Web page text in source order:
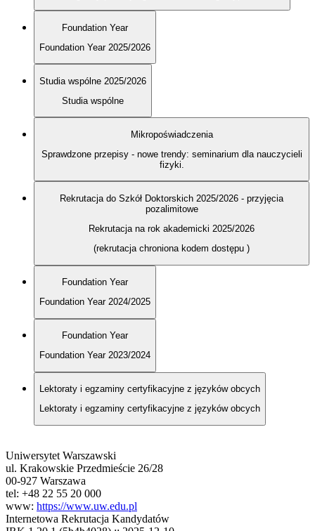
Foundation Year
Foundation Year 2025/2026
Studia wspólne 2025/2026
Studia wspólne
Mikropoświadczenia
Sprawdzone przepisy - nowe trendy: seminarium dla nauczycieli
fizyki.
Rekrutacja do Szkół Doktorskich 2025/2026 - przyjęcia
pozalimitowe
Rekrutacja na rok akademicki 2025/2026
(rekrutacja chroniona kodem dostępu )
Foundation Year
Foundation Year 2024/2025
Foundation Year
Foundation Year 2023/2024
Lektoraty i egzaminy certyfikacyjne z języków obcych
Lektoraty i egzaminy certyfikacyjne z języków obcych
Uniwersytet Warszawski
ul. Krakowskie Przedmieście 26/28
00-927 Warszawa
tel: +48 22 55 20 000
www: https://www.uw.edu.pl
Internetowa Rekrutacja Kandydatów